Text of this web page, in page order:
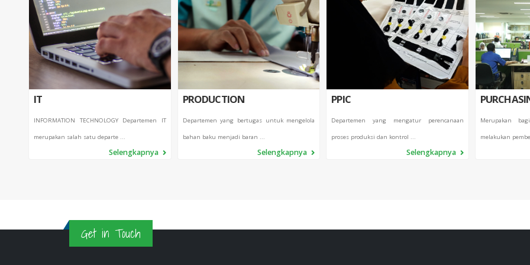
IT
INFORMATION TECHNOLOGY Departemen IT
merupakan salah satu departe ...
Selengkapnya
PRODUCTION
Departemen yang bertugas untuk mengelola
bahan baku menjadi baran ...
Selengkapnya
PPIC
Departemen yang mengatur perencanaan
proses produksi dan kontrol ...
Selengkapnya
Merupakan
melakukan
Get in Touch